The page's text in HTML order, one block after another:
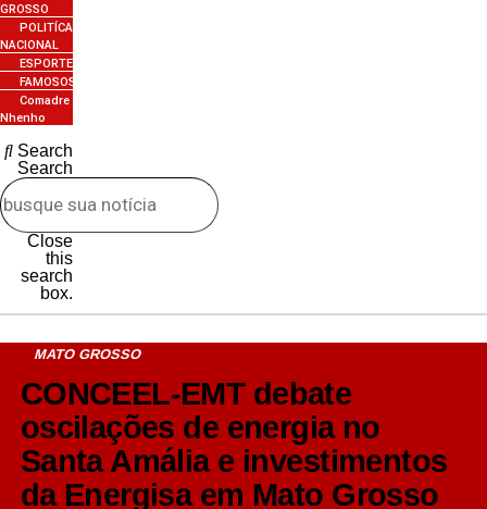
GROSSO
POLITÍCA
NACIONAL
ESPORTES
FAMOSOS
Comadre
Nhenho
Search
Search
Close
this
search
box.
MATO GROSSO
CONCEEL-EMT debate
oscilações de energia no
Santa Amália e investimentos
da Energisa em Mato Grosso